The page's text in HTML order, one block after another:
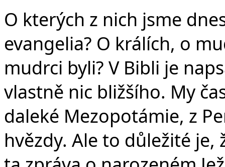
O kterých z nich jsme
evangelia? O králích, o
mudrci byli? V Bibli je
vlastně nic bližšího. My
daleké Mezopotámie, z
hvězdy. Ale to důležité je,